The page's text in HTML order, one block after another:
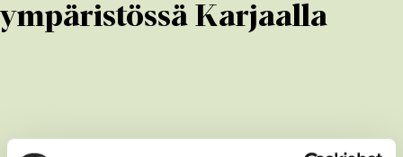
ympäristössä Karjaalla